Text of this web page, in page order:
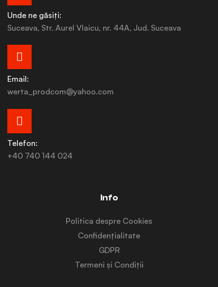
Unde ne găsiți:
Suceava, Str. Aurel Vlaicu, nr. 44A, Jud. Suceava
Email:
werta_prodcom@yahoo.com
Telefon:
+40 740 144 024
Info
Politica despre Cookies
Confidențialitate
GDPR
Termeni și Condiții